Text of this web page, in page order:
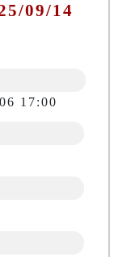
09/14
17:00